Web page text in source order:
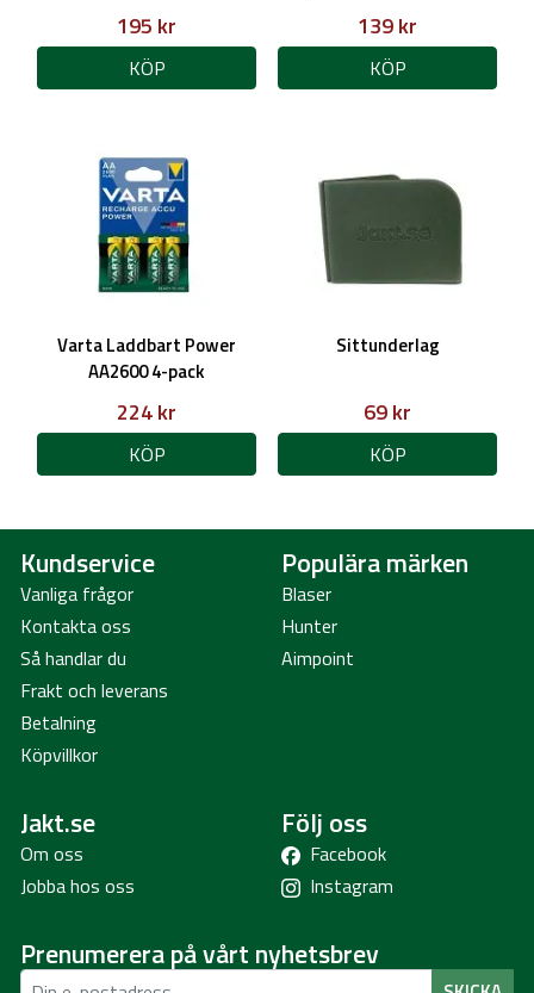
195 kr
KÖP
139 kr
KÖP
Varta Laddbart Power
AA2600 4-pack
224 kr
KÖP
Sittunderlag
69 kr
KÖP
Kundservice
Vanliga frågor
Kontakta oss
Så handlar du
Frakt och leverans
Betalning
Köpvillkor
Populära märken
Blaser
Hunter
Aimpoint
Jakt.se
Om oss
Jobba hos oss
Följ oss
Facebook
Instagram
Prenumerera på vårt nyhetsbrev